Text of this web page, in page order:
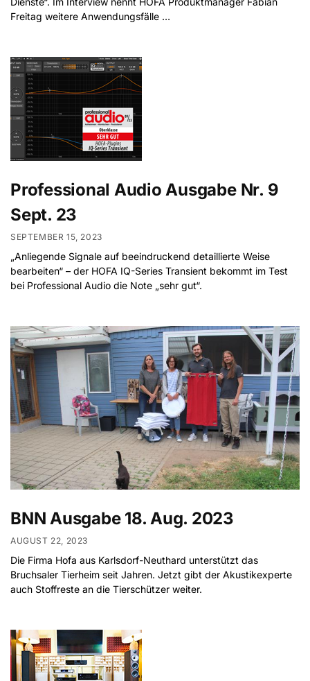
Freitag weitere Anwendungsfälle …
Professional Audio Ausgabe Nr. 9
Sept. 23
SEPTEMBER 15, 2023
„Anliegende Signale auf beeindruckend detaillierte Weise
bearbeiten“ – der HOFA IQ-Series Transient bekommt im Test
bei Professional Audio die Note „sehr gut“.
BNN Ausgabe 18. Aug. 2023
AUGUST 22, 2023
Die Firma Hofa aus Karlsdorf-Neuthard unterstützt das
Bruchsaler Tierheim seit Jahren. Jetzt gibt der Akustikexperte
auch Stoffreste an die Tierschützer weiter.